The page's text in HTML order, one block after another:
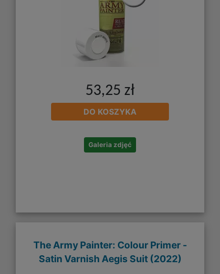
53,25 zł
DO KOSZYKA
Galeria zdjęć
The Army Painter: Colour Primer -
Satin Varnish Aegis Suit (2022)